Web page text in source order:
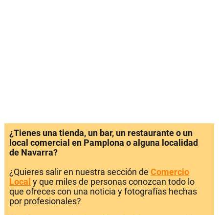
¿Tienes una tienda, un bar, un restaurante o un
local comercial en Pamplona o alguna localidad
de Navarra?
¿Quieres salir en nuestra sección de Comercio
Local y que miles de personas conozcan todo lo
que ofreces con una noticia y fotografías hechas
por profesionales?